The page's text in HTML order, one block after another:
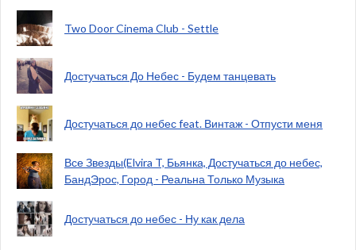
Two Door Cinema Club - Settle
Достучаться До Небес - Будем танцевать
Достучаться до небес feat. Винтаж - Отпусти меня
Все Звезды(Elvira T, Бьянка, Достучаться до небес,
БандЭрос, Город - Реальна Только Музыка
Достучаться до небес - Ну как дела